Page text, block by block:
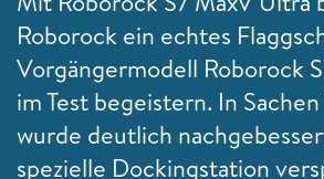
Roborock ein echtes
Vorgängermodell Roborock
im Test begeistern. In
wurde deutlich
spezielle Dockingstation